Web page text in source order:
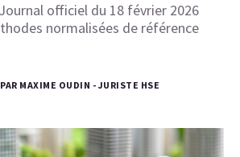
officiel du 18 février 2026
normalisées de référence
MAXIME OUDIN - JURISTE HSE